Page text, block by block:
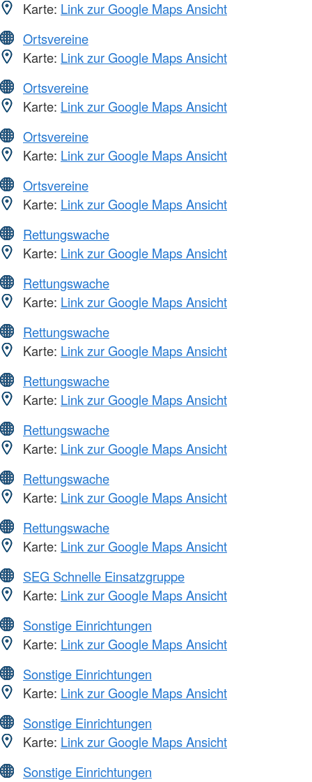
Karte: Link zur Google Maps Ansicht
Ortsvereine
Karte: Link zur Google Maps Ansicht
Ortsvereine
Karte: Link zur Google Maps Ansicht
Ortsvereine
Karte: Link zur Google Maps Ansicht
Ortsvereine
Karte: Link zur Google Maps Ansicht
Rettungswache
Karte: Link zur Google Maps Ansicht
Rettungswache
Karte: Link zur Google Maps Ansicht
Rettungswache
Karte: Link zur Google Maps Ansicht
Rettungswache
Karte: Link zur Google Maps Ansicht
Rettungswache
Karte: Link zur Google Maps Ansicht
Rettungswache
Karte: Link zur Google Maps Ansicht
Rettungswache
Karte: Link zur Google Maps Ansicht
SEG Schnelle Einsatzgruppe
Karte: Link zur Google Maps Ansicht
Sonstige Einrichtungen
Karte: Link zur Google Maps Ansicht
Sonstige Einrichtungen
Karte: Link zur Google Maps Ansicht
Sonstige Einrichtungen
Karte: Link zur Google Maps Ansicht
Sonstige Einrichtungen